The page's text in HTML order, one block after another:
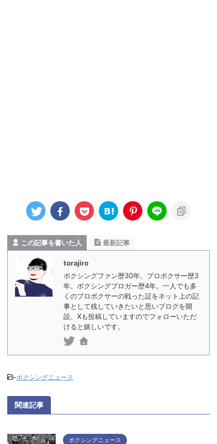
この記事を書いた人 最新記事
torajiro
ボクシングファン歴30年。プロボクサー歴3
年。ボクシングブロガー歴4年。一人でも多
くのプロボクサーの戦った証をネット上の記
事として残していきたいと思いブログを開
設。Xも投稿していますのでフォローいただ
けると嬉しいです。
-ボクシングニュース
関連記事
ボクシングニュース